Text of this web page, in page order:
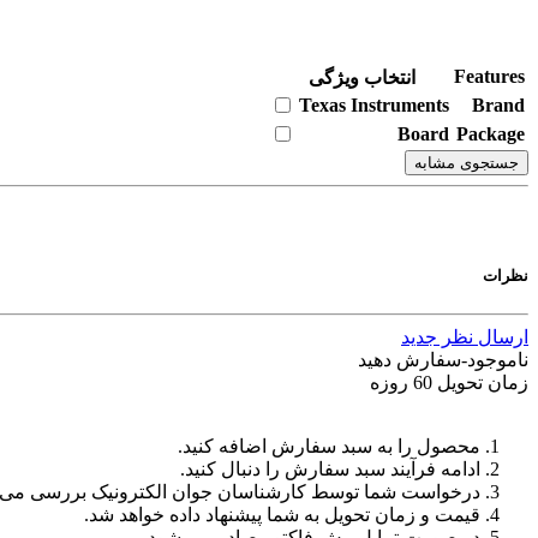
Features
انتخاب ویژگی
Brand
Texas Instruments
Package
Board
جستجوی مشابه
نظرات
ارسال نظر جدید
ناموجود-سفارش دهید
زمان تحویل 60 روزه
محصول را به سبد سفارش اضافه کنید.
ادامه فرآیند سبد سفارش را دنبال کنید.
درخواست شما توسط کارشناسان جوان الکترونیک بررسی
قیمت و زمان تحویل به شما پیشنهاد داده خواهد شد.